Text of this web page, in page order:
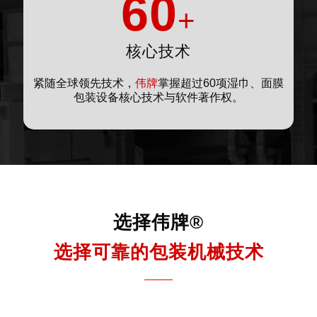
60+
核心技术
紧随全球领先技术， 伟牌掌握超过60项湿巾、面膜
包装设备核心技术与软件著作权。
选择伟牌®
选择可靠的包装机械技术